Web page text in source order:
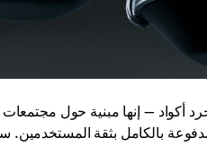
أكواد — إنها مبنية حول
مدفوعة بالكامل بثقة